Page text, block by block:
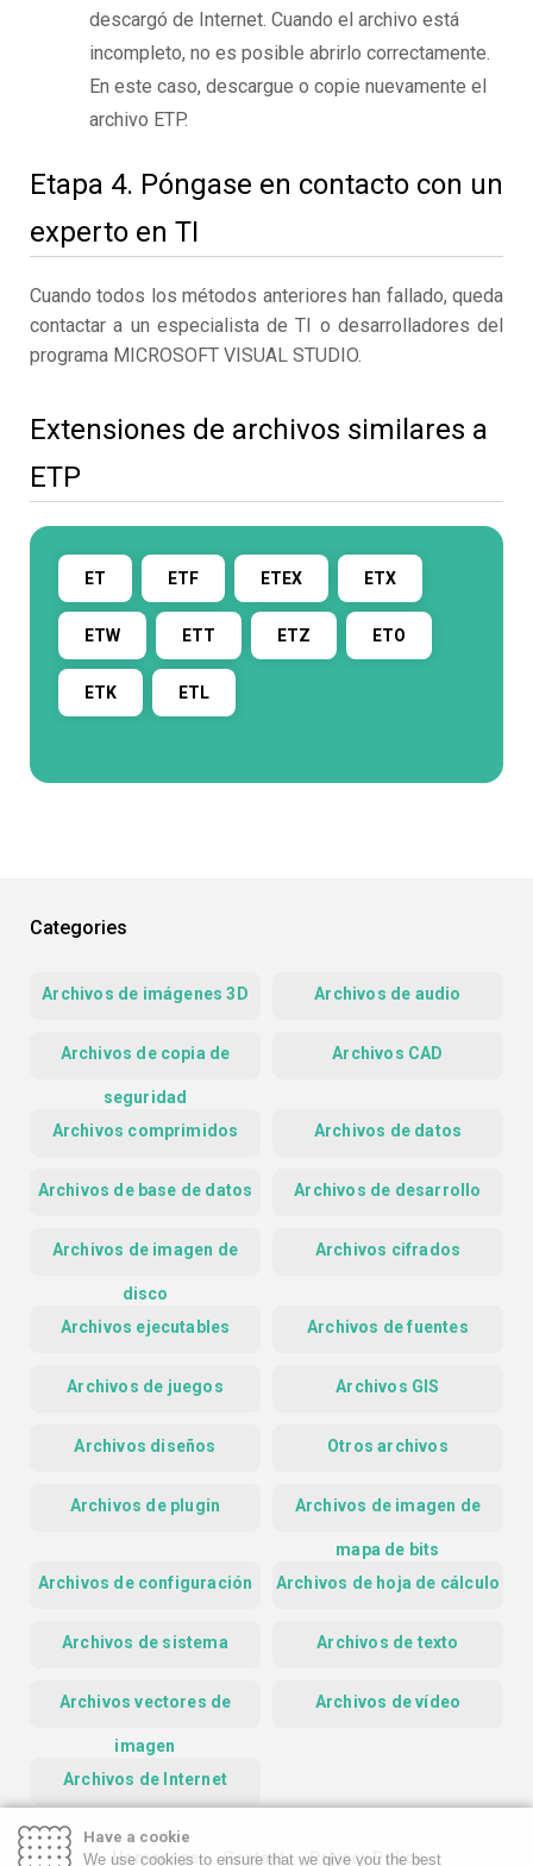
descargó de Internet. Cuando el archivo está
incompleto, no es posible abrirlo correctamente.
En este caso, descargue o copie nuevamente el
archivo ETP.
Etapa 4. Póngase en contacto con un
experto en TI
Cuando todos los métodos anteriores han fallado, queda
contactar a un especialista de TI o desarrolladores del
programa MICROSOFT VISUAL STUDIO.
Extensiones de archivos similares a
ETP
ET ETF ETEX ETX
ETW ETT ETZ ETO
ETK ETL
Categories
Archivos de imágenes 3D Archivos de audio
Archivos de copia de
seguridad
Archivos CAD
Archivos comprimidos Archivos de datos
Archivos de base de datos Archivos de desarrollo
Archivos de imagen de
disco
Archivos cifrados
Archivos ejecutables Archivos de fuentes
Archivos de juegos Archivos GIS
Archivos diseños Otros archivos
Archivos de plugin Archivos de imagen de
mapa de bits
Archivos de configuración
Archivos de hoja de cálculo
Archivos de sistema Archivos de texto
Archivos vectores de
imagen
Archivos de vídeo
Archivos de Internet
Homepage Contact Privacy Policy
Have a cookie
We use cookies to ensure that we give you the best